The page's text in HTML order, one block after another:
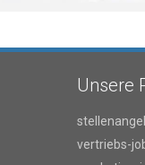
Unsere
vertriebs-